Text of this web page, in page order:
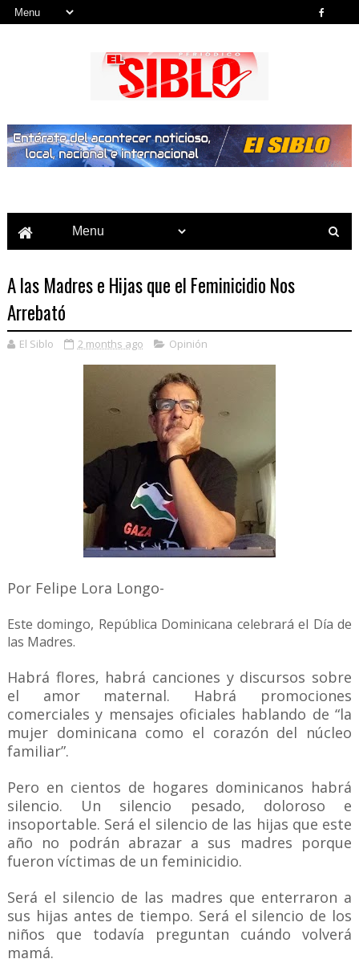
A las Madres e Hijas que el Feminicidio Nos
Arrebató
El Siblo 2 months ago Opinión
Por Felipe Lora Longo-
Este domingo, República Dominicana celebrará el Día de
las Madres.
Habrá flores, habrá canciones y discursos sobre
el amor maternal. Habrá promociones
comerciales y mensajes oficiales hablando de “la
mujer dominicana como el corazón del núcleo
familiar”.
Pero en cientos de hogares dominicanos habrá
silencio. Un silencio pesado, doloroso e
insoportable. Será el silencio de las hijas que este
año no podrán abrazar a sus madres porque
fueron víctimas de un feminicidio.
Será el silencio de las madres que enterraron a
sus hijas antes de tiempo. Será el silencio de los
niños que todavía preguntan cuándo volverá
mamá.